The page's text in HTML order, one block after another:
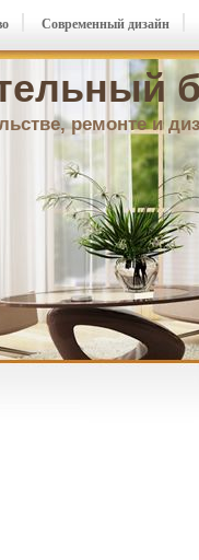
ремонте и
Современный дизайн